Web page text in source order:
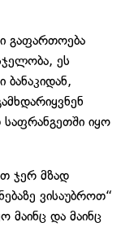
გაფართოება
ეს
ბანაკიდან,
საფრანგეთში იყო
ჯერ მზად
ვისაუბროთ“
მაინც და მაინც